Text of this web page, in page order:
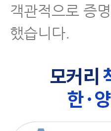
믿고 치료를
- 척추협착증
히 1편 - 증
- 허리협착
히 2편 - 증상
객관적으로 증
했습니다.